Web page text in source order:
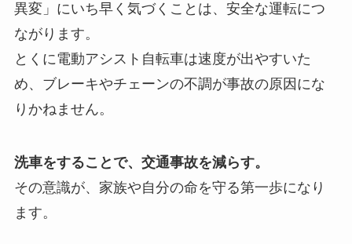
異変」にいち早く気づくことは、安全な運転につ
ながります。
とくに電動アシスト自転車は速度が出やすいた
め、ブレーキやチェーンの不調が事故の原因にな
りかねません。
洗車をすることで、交通事故を減らす。
その意識が、家族や自分の命を守る第一歩になり
ます。